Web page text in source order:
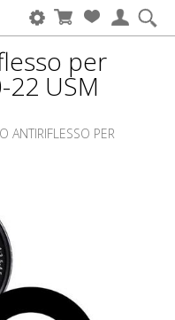
per
USM
ANTIRIFLESSO PER